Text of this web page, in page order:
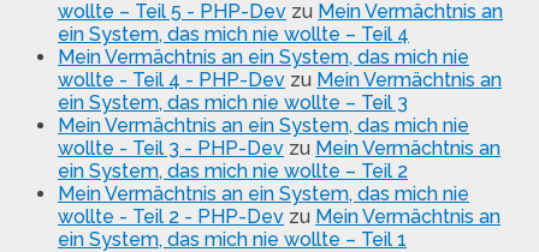
wollte – Teil 5 - PHP-Dev zu Mein Vermächtnis an
ein System, das mich nie wollte – Teil 4
Mein Vermächtnis an ein System, das mich nie
wollte - Teil 4 - PHP-Dev zu Mein Vermächtnis an
ein System, das mich nie wollte – Teil 3
Mein Vermächtnis an ein System, das mich nie
wollte - Teil 3 - PHP-Dev zu Mein Vermächtnis an
ein System, das mich nie wollte – Teil 2
Mein Vermächtnis an ein System, das mich nie
wollte - Teil 2 - PHP-Dev zu Mein Vermächtnis an
ein System, das mich nie wollte – Teil 1